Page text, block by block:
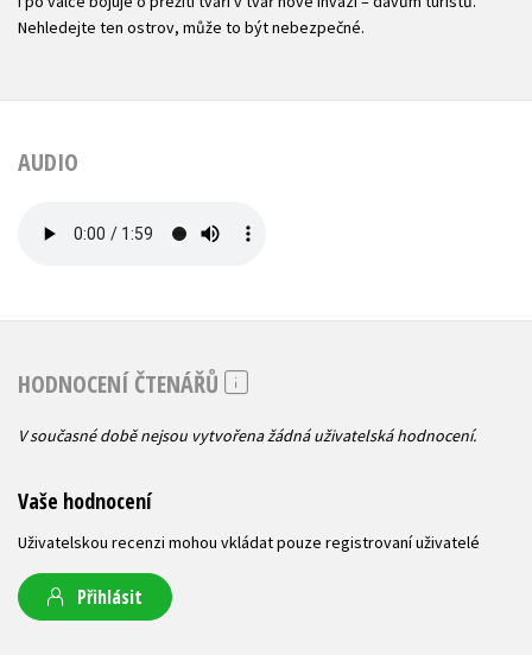
Nehledejte ten ostrov, může to být nebezpečné.
AUDIO
HODNOCENÍ ČTENÁŘŮ
V současné době nejsou vytvořena žádná uživatelská hodnocení.
Vaše hodnocení
Uživatelskou recenzi mohou vkládat pouze registrovaní uživatelé
Přihlásit